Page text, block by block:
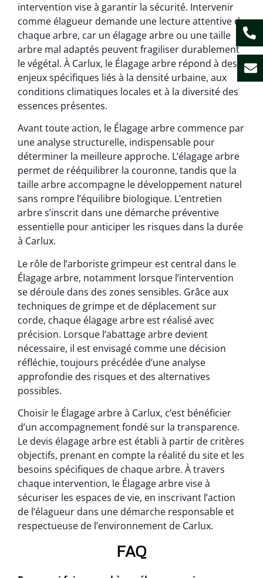
intervention vise à garantir la sécurité. Intervenir
comme élagueur demande une lecture attentive de
chaque arbre, car un élagage arbre ou une taille
arbre mal adaptés peuvent fragiliser durablement
le végétal. À Carlux, le Élagage arbre répond à des
enjeux spécifiques liés à la densité urbaine, aux
conditions climatiques locales et à la diversité des
essences présentes.
Avant toute action, le Élagage arbre commence par
une analyse structurelle, indispensable pour
déterminer la meilleure approche. L’élagage arbre
permet de rééquilibrer la couronne, tandis que la
taille arbre accompagne le développement naturel
sans rompre l’équilibre biologique. L’entretien
arbre s’inscrit dans une démarche préventive
essentielle pour anticiper les risques dans la durée
à Carlux.
Le rôle de l’arboriste grimpeur est central dans le
Élagage arbre, notamment lorsque l’intervention
se déroule dans des zones sensibles. Grâce aux
techniques de grimpe et de déplacement sur
corde, chaque élagage arbre est réalisé avec
précision. Lorsque l’abattage arbre devient
nécessaire, il est envisagé comme une décision
réfléchie, toujours précédée d’une analyse
approfondie des risques et des alternatives
possibles.
Choisir le Élagage arbre à Carlux, c’est bénéficier
d’un accompagnement fondé sur la transparence.
Le devis élagage arbre est établi à partir de critères
objectifs, prenant en compte la réalité du site et les
besoins spécifiques de chaque arbre. À travers
chaque intervention, le Élagage arbre vise à
sécuriser les espaces de vie, en inscrivant l’action
de l’élagueur dans une démarche responsable et
respectueuse de l’environnement de Carlux.
FAQ